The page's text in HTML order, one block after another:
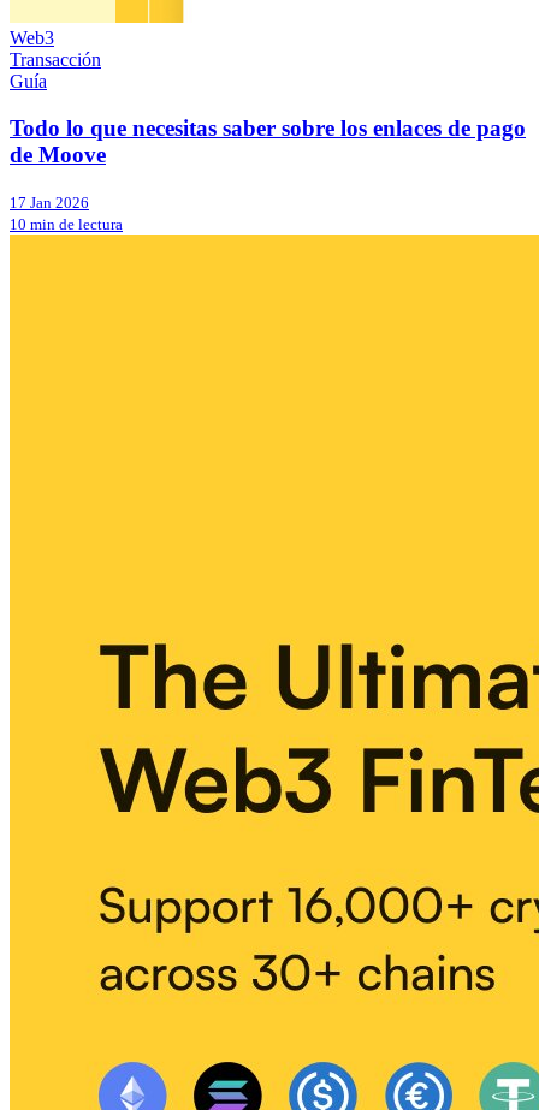
Web3
Transacción
Guía
Todo lo que necesitas saber sobre los enlaces de pago
de Moove
17 Jan 2026
10 min de lectura